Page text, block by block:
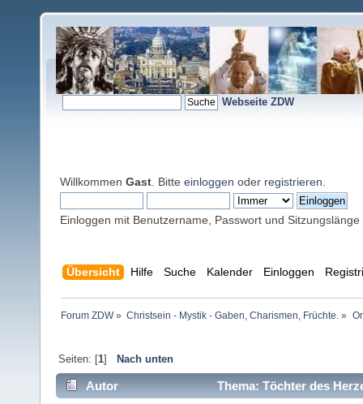
Webseite ZDW
Willkommen Gast . Bitte einloggen oder registrieren
Einloggen mit Benutzername, Passwort und Sitzungslänge
Übersicht Hilfe Suche Kalender Einloggen
Forum ZDW» Christsein - Mystik - Gaben, Charismen, Früchte. »
Seiten: [1] Nach unten
Autor Thema: Töchter des